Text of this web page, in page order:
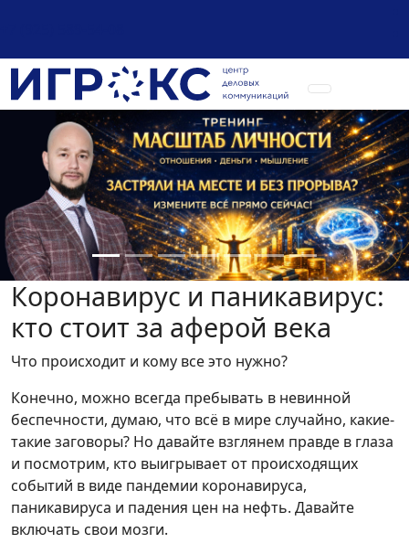
Коронавирус и паникавирус:
кто стоит за аферой века
Что происходит и кому все это нужно?
Конечно, можно всегда пребывать в невинной
беспечности, думаю, что всё в мире случайно, какие-
такие заговоры? Но давайте взглянем правде в глаза
и посмотрим, кто выигрывает от происходящих
событий в виде пандемии коронавируса,
паникавируса и падения цен на нефть. Давайте
включать свои мозги.